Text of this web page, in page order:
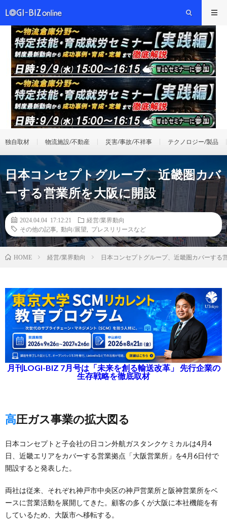
独自取材 物流施設/不動産 災害/事故/不祥事 テクノロジー/製品
日本コンセプトグループ、近畿圏カバ
ーする営業所を大阪に開設
2024.04.04 17:12:21
経営/業界動向
その他の記事
動向/展望 プレスリリースなど
HOME 経営/業界動向 日本コンセプトグループ、近畿圏カバーする
月刊LOGI-BIZ 7月号は「未来を創る輸送改革」 先行企業の
生存戦略を徹底取材
高圧ガス事業の拡大図る
日本コンセプトと子会社の日コン外航ガスタンクケミカルは4月4
日、近畿エリアをカバーする営業拠点「大阪営業所」を4月6日付で
開設すると発表した。
両社は従来、それぞれ神戸市中央区の神戸営業所と阪神営業所をベ
ースに営業活動を展開してきた。顧客の多くが大阪に本社機能を有
しているため、大阪市へ移転する。